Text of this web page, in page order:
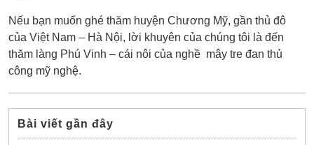
Nếu bạn muốn ghé thăm huyện Chương Mỹ, gần thủ đô
của Việt Nam – Hà Nội, lời khuyên của chúng tôi là đến
thăm làng Phú Vinh – cái nôi của nghề mây tre đan thủ
công mỹ nghệ.
Bài viết gần đây